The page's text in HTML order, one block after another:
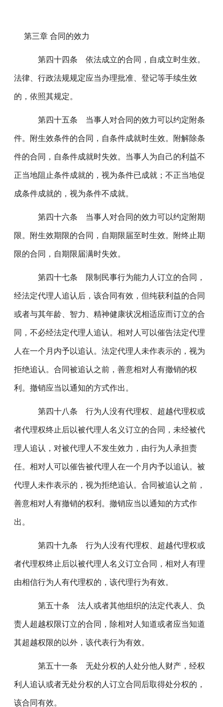
第三章 合同的效力
第四十四条 依法成立的合同，自成立时生效。
法律、行政法规规定应当办理批准、登记等手续生效
的，依照其规定。
第四十五条 当事人对合同的效力可以约定附条
件。附生效条件的合同，自条件成就时生效。附解除条
件的合同，自条件成就时失效。当事人为自己的利益不
正当地阻止条件成就的，视为条件已成就；不正当地促
成条件成就的，视为条件不成就。
第四十六条 当事人对合同的效力可以约定附期
限。附生效期限的合同，自期限届至时生效。附终止期
限的合同，自期限届满时失效。
第四十七条 限制民事行为能力人订立的合同，
经法定代理人追认后，该合同有效，但纯获利益的合同
或者与其年龄、智力、精神健康状况相适应而订立的合
同，不必经法定代理人追认。相对人可以催告法定代理
人在一个月内予以追认。法定代理人未作表示的，视为
拒绝追认。合同被追认之前，善意相对人有撤销的权
利。撤销应当以通知的方式作出。
第四十八条 行为人没有代理权、超越代理权或
者代理权终止后以被代理人名义订立的合同，未经被代
理人追认，对被代理人不发生效力，由行为人承担责
任。相对人可以催告被代理人在一个月内予以追认。被
代理人未作表示的，视为拒绝追认。合同被追认之前，
善意相对人有撤销的权利。撤销应当以通知的方式作
出。
第四十九条 行为人没有代理权、超越代理权或
者代理权终止后以被代理人名义订立合同，相对人有理
由相信行为人有代理权的，该代理行为有效。
第五十条 法人或者其他组织的法定代表人、负
责人超越权限订立的合同，除相对人知道或者应当知道
其超越权限的以外，该代表行为有效。
第五十一条 无处分权的人处分他人财产，经权
利人追认或者无处分权的人订立合同后取得处分权的，
该合同有效。